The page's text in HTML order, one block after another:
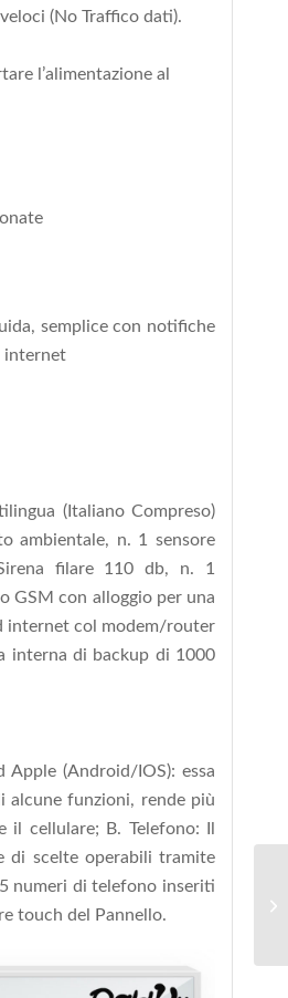
(No Traffico dati).
l’alimentazione al
semplice con notifiche
internet
(Italiano Compreso)
ambientale, n. 1 sensore
filare 110 db, n. 1
GSM con alloggio per una
internet col modem/router
interna di backup di 1000
(Android/IOS): essa
alcune funzioni, rende più
cellulare; B. Telefono: Il
di scelte operabili tramite
numeri di telefono inseriti
touch del Pannello.